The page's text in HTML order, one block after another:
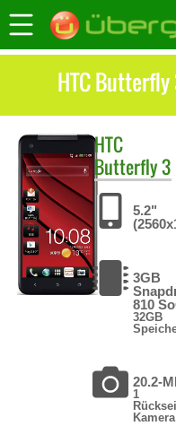
HTC Butterfly
HTC
Butterfly 3
5.2"
3GB
810
32GB
20.2-
1
Kamera